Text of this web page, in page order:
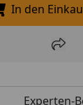
In
In den
zur Teilen
Experten-